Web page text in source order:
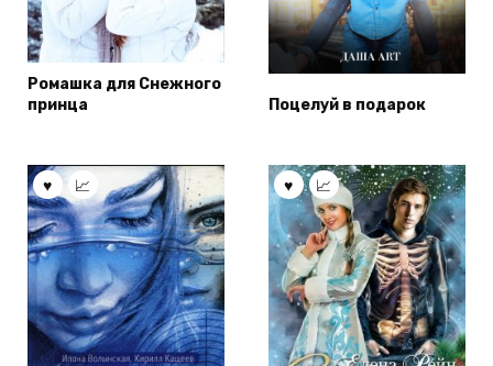
Ромашка для Снежного
принца
Поцелуй в подарок